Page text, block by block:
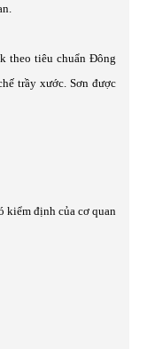
theo tiêu chuẩn Đông
trầy xước. Sơn được
kiểm định của cơ quan